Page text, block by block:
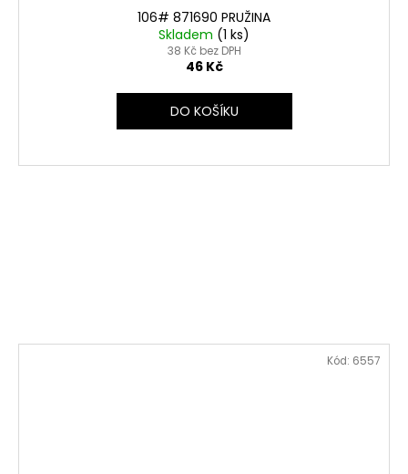
106# 871690 PRUŽINA
Skladem (1 ks)
38 Kč bez DPH
46 Kč
DO KOŠÍKU
Kód: 6557